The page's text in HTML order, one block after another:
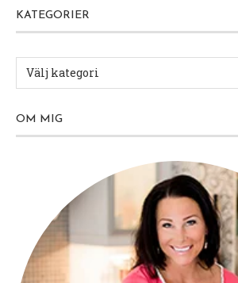
KATEGORIER
OM MIG